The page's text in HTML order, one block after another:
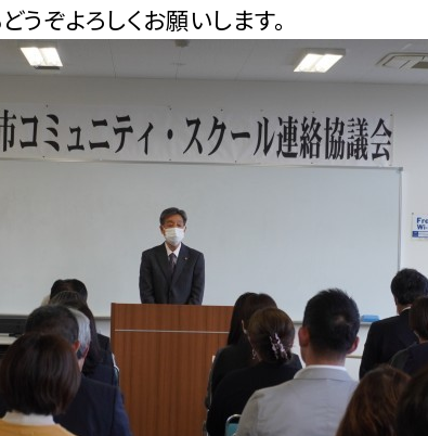
ぞよろしくお願いします。